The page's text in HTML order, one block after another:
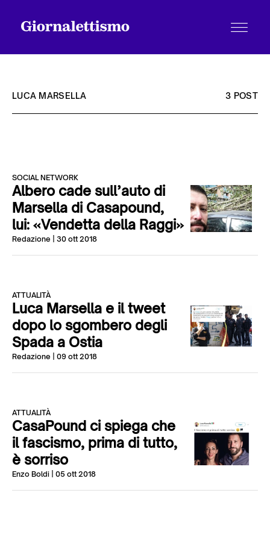
Chi siamo
Contatti
LUCA MARSELLA 3 POST
SOCIAL NETWORK
Albero cade sull’auto di
Marsella di Casapound,
lui: «Vendetta della Raggi»
Redazione | 30 ott 2018
ATTUALITÀ
Luca Marsella e il tweet
dopo lo sgombero degli
Spada a Ostia
Redazione | 09 ott 2018
ATTUALITÀ
CasaPound ci spiega che
il fascismo, prima di tutto,
è sorriso
Enzo Boldi | 05 ott 2018